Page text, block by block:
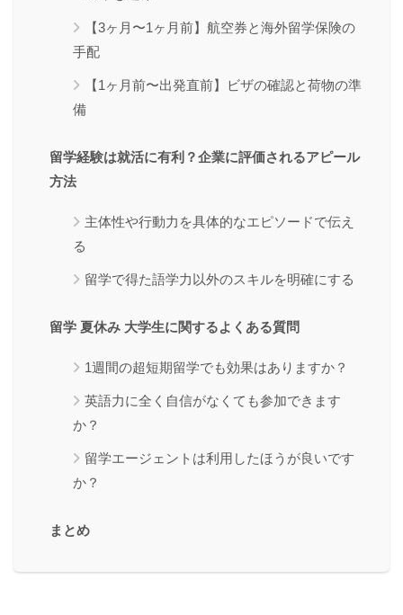
【3ヶ月〜1ヶ月前】航空券と海外留学保険の
手配
【1ヶ月前〜出発直前】ビザの確認と荷物の準
備
留学経験は就活に有利？企業に評価されるアピール
方法
主体性や行動力を具体的なエピソードで伝え
る
留学で得た語学力以外のスキルを明確にする
留学 夏休み 大学生に関するよくある質問
1週間の超短期留学でも効果はありますか？
英語力に全く自信がなくても参加できます
か？
留学エージェントは利用したほうが良いです
か？
まとめ